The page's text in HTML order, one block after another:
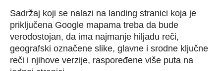
Sadržaj koji se nalazi na landing stranici koja je
priključena Google mapama treba da bude
verodostojan, da ima najmanje hiljadu reči,
geografski označene slike, glavne i srodne ključne
reči i njihove verzije, raspoređene više puta na